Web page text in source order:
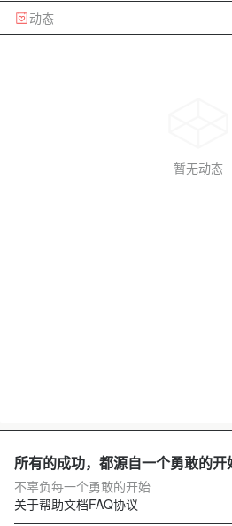
动态
暂无动态
所有的成功，都源自一个勇敢的开
不辜负每一个勇敢的开始
关于帮助文档FAQ协议